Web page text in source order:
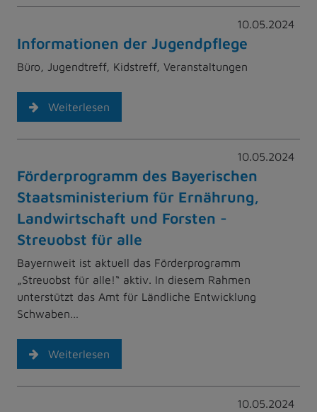
10.05.2024
Informationen der Jugendpflege
Büro, Jugendtreff, Kidstreff, Veranstaltungen
Weiterlesen
10.05.2024
Förderprogramm des Bayerischen
Staatsministerium für Ernährung,
Landwirtschaft und Forsten -
Streuobst für alle
Bayernweit ist aktuell das Förderprogramm
„Streuobst für alle!“ aktiv. In diesem Rahmen
unterstützt das Amt für Ländliche Entwicklung
Schwaben…
Weiterlesen
10.05.2024